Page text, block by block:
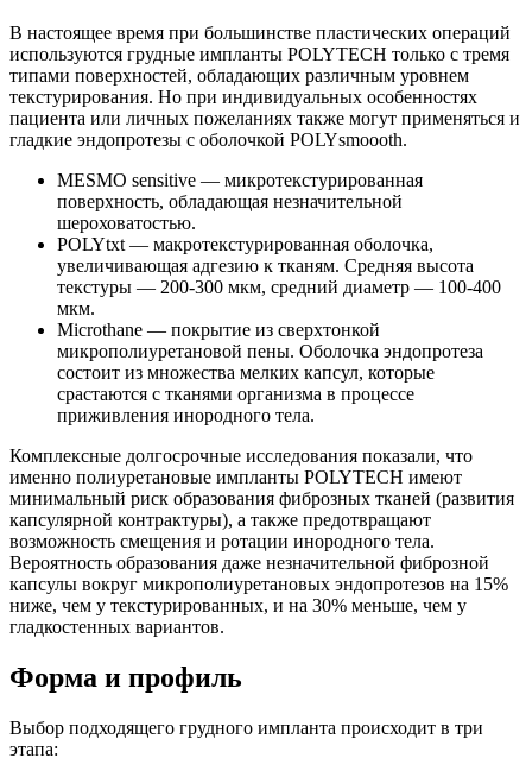
В настоящее время при большинстве пластических операций
используются грудные импланты POLYTECH только с тремя
типами поверхностей, обладающих различным уровнем
текстурирования. Но при индивидуальных особенностях
пациента или личных пожеланиях также могут применяться и
гладкие эндопротезы с оболочкой POLYsmoooth.
MESMO sensitive — микротекстурированная
поверхность, обладающая незначительной
шероховатостью.
POLYtxt — макротекстурированная оболочка,
увеличивающая адгезию к тканям. Средняя высота
текстуры — 200-300 мкм, средний диаметр — 100-400
мкм.
Microthane — покрытие из сверхтонкой
микрополиуретановой пены. Оболочка эндопротеза
состоит из множества мелких капсул, которые
срастаются с тканями организма в процессе
приживления инородного тела.
Комплексные долгосрочные исследования показали, что
именно полиуретановые импланты POLYTECH имеют
минимальный риск образования фиброзных тканей (развития
капсулярной контрактуры), а также предотвращают
возможность смещения и ротации инородного тела.
Вероятность образования даже незначительной фиброзной
капсулы вокруг микрополиуретановых эндопротезов на 15%
ниже, чем у текстурированных, и на 30% меньше, чем у
гладкостенных вариантов.
Форма и профиль
Выбор подходящего грудного импланта происходит в три
этапа: